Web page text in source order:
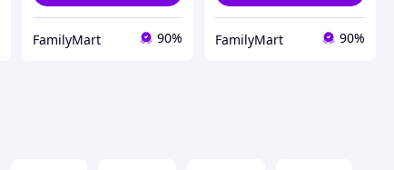
FamilyMart 90% FamilyMart 90%